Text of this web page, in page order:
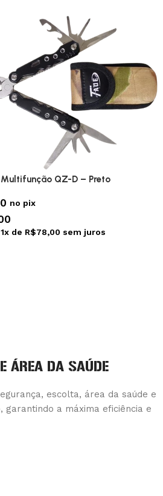
QZ-D – Preto
no pix
1x de R$78,00 sem juros
ÁREA DA SAÚDE
escolta, área da saúde e
a máxima eficiência e